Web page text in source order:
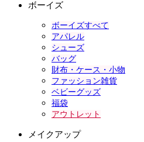
ボーイズ
ボーイズすべて
アパレル
シューズ
バッグ
財布・ケース・小物
ファッション雑貨
ベビーグッズ
福袋
アウトレット
メイクアップ